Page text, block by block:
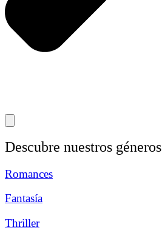
Descubre nuestros géneros
Romances
Fantasía
Thriller